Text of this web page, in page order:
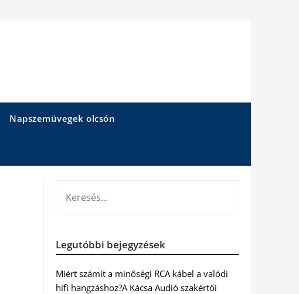
Napszemüvegek olcsón
Legutóbbi bejegyzések
Miért számít a minőségi RCA kábel a valódi
hifi hangzáshoz?A Kácsa Audió szakértői